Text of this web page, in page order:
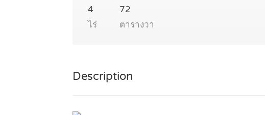
4
ไร่
72
ตารางวา
Description